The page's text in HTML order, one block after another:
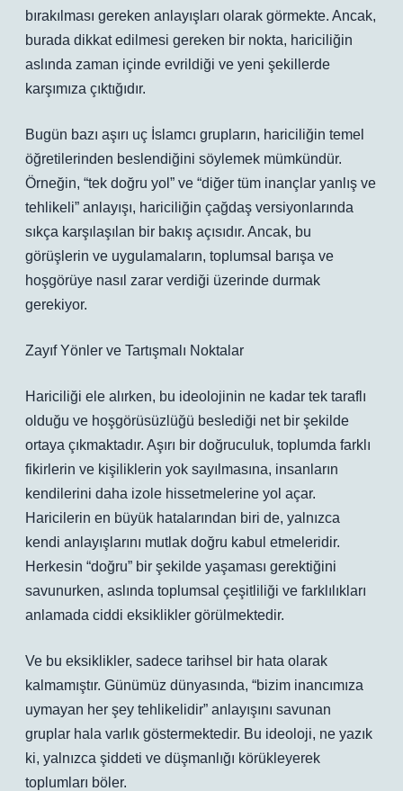
bırakılması gereken anlayışları olarak görmekte. Ancak,
burada dikkat edilmesi gereken bir nokta, hariciliğin
aslında zaman içinde evrildiği ve yeni şekillerde
karşımıza çıktığıdır.
Bugün bazı aşırı uç İslamcı grupların, hariciliğin temel
öğretilerinden beslendiğini söylemek mümkündür.
Örneğin, “tek doğru yol” ve “diğer tüm inançlar yanlış ve
tehlikeli” anlayışı, hariciliğin çağdaş versiyonlarında
sıkça karşılaşılan bir bakış açısıdır. Ancak, bu
görüşlerin ve uygulamaların, toplumsal barışa ve
hoşgörüye nasıl zarar verdiği üzerinde durmak
gerekiyor.
Zayıf Yönler ve Tartışmalı Noktalar
Hariciliği ele alırken, bu ideolojinin ne kadar tek taraflı
olduğu ve hoşgörüsüzlüğü beslediği net bir şekilde
ortaya çıkmaktadır. Aşırı bir doğruculuk, toplumda farklı
fikirlerin ve kişiliklerin yok sayılmasına, insanların
kendilerini daha izole hissetmelerine yol açar.
Haricilerin en büyük hatalarından biri de, yalnızca
kendi anlayışlarını mutlak doğru kabul etmeleridir.
Herkesin “doğru” bir şekilde yaşaması gerektiğini
savunurken, aslında toplumsal çeşitliliği ve farklılıkları
anlamada ciddi eksiklikler görülmektedir.
Ve bu eksiklikler, sadece tarihsel bir hata olarak
kalmamıştır. Günümüz dünyasında, “bizim inancımıza
uymayan her şey tehlikelidir” anlayışını savunan
gruplar hala varlık göstermektedir. Bu ideoloji, ne yazık
ki, yalnızca şiddeti ve düşmanlığı körükleyerek
toplumları böler.